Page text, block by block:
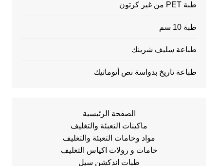
طبة PET من غير كرتون
طبة 10 سم
طباعة سليف شرينك
طباعة تاريخ بدواسة نص أتوماتيك
الصفحة الرئيسية
ماكينات التعبئة والتغليف
مواد وخامات التعبئة والتغليف
خامات و رولات اكياس التغليف
طبات اندكشن سيل